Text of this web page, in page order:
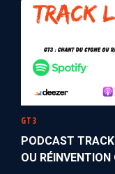
GT3
PODCAST
OU